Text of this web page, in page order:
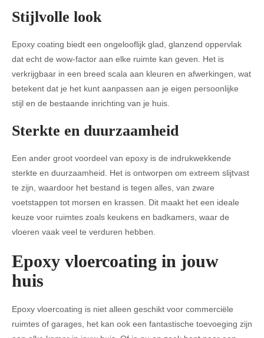
Stijlvolle look
Epoxy coating biedt een ongelooflijk glad, glanzend oppervlak
dat echt de wow-factor aan elke ruimte kan geven. Het is
verkrijgbaar in een breed scala aan kleuren en afwerkingen, wat
betekent dat je het kunt aanpassen aan je eigen persoonlijke
stijl en de bestaande inrichting van je huis.
Sterkte en duurzaamheid
Een ander groot voordeel van epoxy is de indrukwekkende
sterkte en duurzaamheid. Het is ontworpen om extreem slijtvast
te zijn, waardoor het bestand is tegen alles, van zware
voetstappen tot morsen en krassen. Dit maakt het een ideale
keuze voor ruimtes zoals keukens en badkamers, waar de
vloeren vaak veel te verduren hebben.
Epoxy vloercoating in jouw
huis
Epoxy vloercoating is niet alleen geschikt voor commerciële
ruimtes of garages, het kan ook een fantastische toevoeging zijn